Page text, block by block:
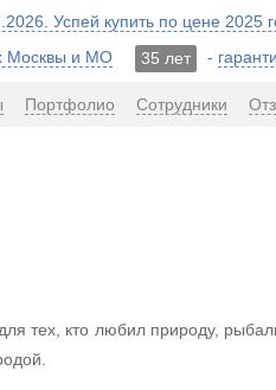
Успей купить по цене 2025
Москвы и МО 35 лет -
Портфолио Сотрудники
тех, кто любил природу,